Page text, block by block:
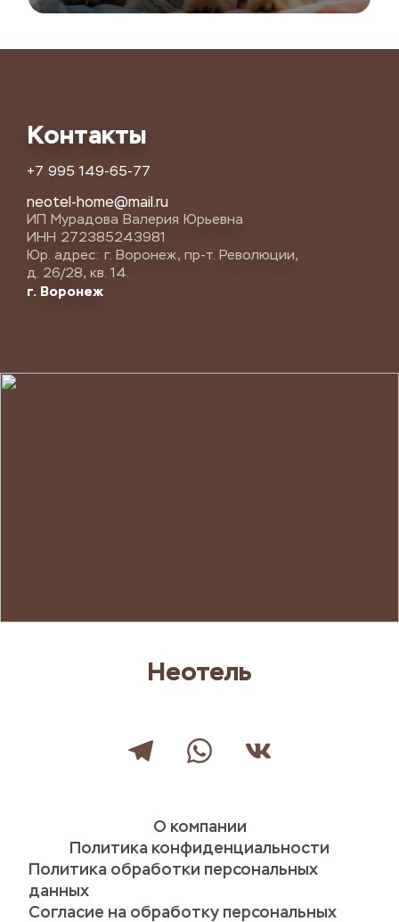
Контакты
+7 995 149-65-77
neotel-home@mail.ru
ИП Мурадова Валерия Юрьевна
ИНН 272385243981
Юр. адрес: г. Воронеж, пр-т. Революции,
д. 26/28, кв. 14.
г. Воронеж
Неотель
О компании
Политика конфиденциальности
Политика обработки персональных
данных
Согласие на обработку персональных